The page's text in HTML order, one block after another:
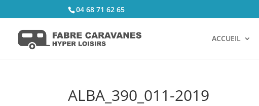
04 68 71 62 65
ACCUEIL
ALBA_390_011-2019